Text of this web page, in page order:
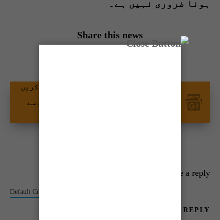
ہونا ضروری نہیں ہے۔
Share this news
گوگل نیوز پر ٹائمز آف کراچی کو فالو کریں
اور اپنی پسندیدہ مواد کو زیادہ تیزی سے
Leave a reply
Default Comments (0)
LEAVE A REPLY